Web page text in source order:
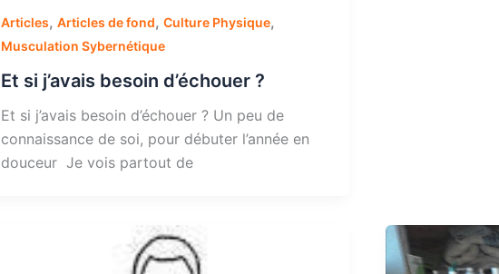
Articles, Articles de fond, Culture Physique,
Musculation Sybernétique
Et si j’avais besoin d’échouer ?
Et si j’avais besoin d’échouer ? Un peu de
connaissance de soi, pour débuter l’année en
douceur Je vois partout de